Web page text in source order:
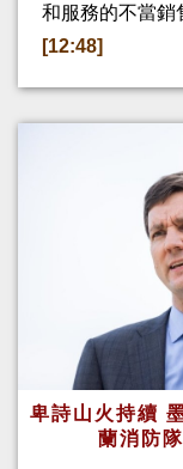
和服務的不當銷
[12:48]
卑詩山火持續
蘭消防